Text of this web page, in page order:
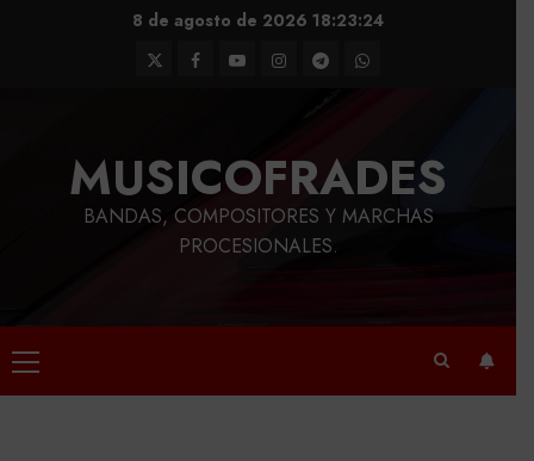
8 de agosto de 2026 18:23:25
TwitterFacebook
YoutubeInstagram
TelegramWhatsApp
MUSICOFRADES
BANDAS, COMPOSITORES Y MARCHAS
PROCESIONALES.
Menú
principal